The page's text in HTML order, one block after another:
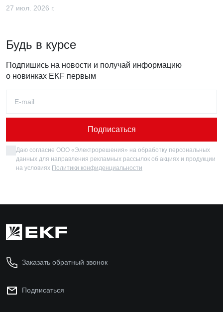
27 июл. 2026 г.
Будь в курсе
Подпишись на новости и получай информацию
о новинках EKF первым
Подписаться
Даю согласие ООО «Электрорешения» на обработку персональных
данных для направления рекламных рассылок об акциях и продукции
на условиях Политики конфиденциальности
Заказать обратный звонок
Подписаться